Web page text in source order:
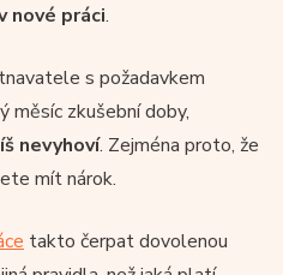
nové práci.
s požadavkem
měsíc zkušební doby,
nevyhoví. Zejména proto, že
mít nárok.
takto čerpat dovolenou